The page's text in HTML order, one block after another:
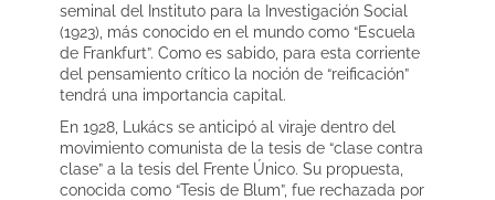
seminal del Instituto para la Investigación Social
(1923), más conocido en el mundo como “Escuela
de Frankfurt”. Como es sabido, para esta corriente
del pensamiento crítico la noción de “reificación”
tendrá una importancia capital.
En 1928, Lukács se anticipó al viraje dentro del
movimiento comunista de la tesis de “clase contra
clase” a la tesis del Frente Único. Su propuesta,
conocida como “Tesis de Blum”, fue rechazada por